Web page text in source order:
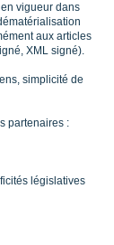
vigueur dans
aux articles
XML signé).
simplicité de
partenaires :
législatives